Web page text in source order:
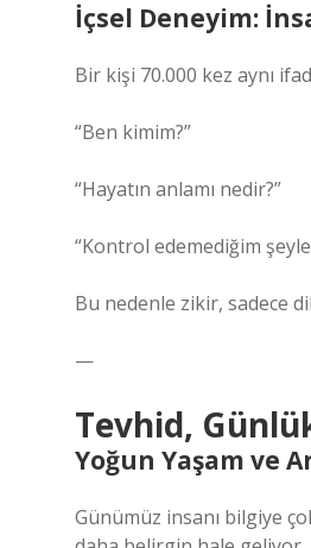
İçsel Deneyim:
Bir kişi 70.000 kez aynı
“Ben kimim?”
“Hayatın anlamı nedir?”
“Kontrol edemediğim
Bu nedenle zikir, sadece
—
Tevhid,
Yoğun Yaşam ve
Günümüz insanı bilgiye